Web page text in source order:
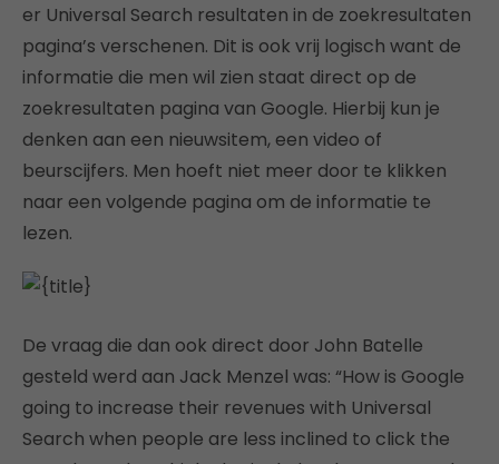
er Universal Search resultaten in de zoekresultaten
pagina’s verschenen. Dit is ook vrij logisch want de
informatie die men wil zien staat direct op de
zoekresultaten pagina van Google. Hierbij kun je
denken aan een nieuwsitem, een video of
beurscijfers. Men hoeft niet meer door te klikken
naar een volgende pagina om de informatie te
lezen.
De vraag die dan ook direct door John Batelle
gesteld werd aan Jack Menzel was: “How is Google
going to increase their revenues with Universal
Search when people are less inclined to click the